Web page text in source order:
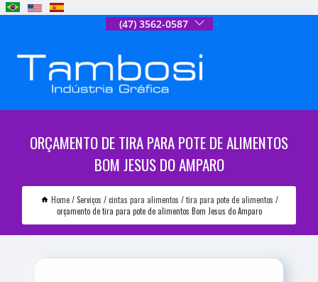
(47) 3562-0587
ORÇAMENTO DE TIRA PARA POTE DE ALIMENTOS
BOM JESUS DO AMPARO
Home Serviços cintas para alimentos
tira para pote de alimentos
orçamento de tira para pote de alimentos Bom Jesus do Amparo